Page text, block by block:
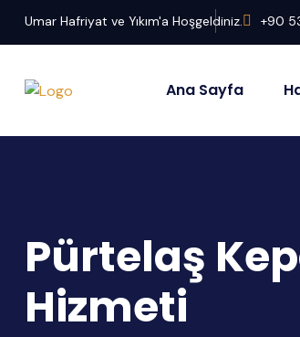
Umar Hafriyat ve Yıkım'a Hoşgeldiniz. +90
Ana Sayfa
Pürtelaş
Hizmeti